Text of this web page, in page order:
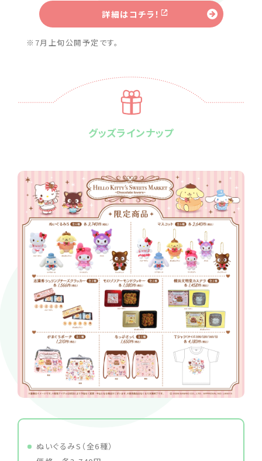
詳細はコチラ！
※7月上旬公開予定です。
グッズラインナップ
ぬいぐるみS（全6種）